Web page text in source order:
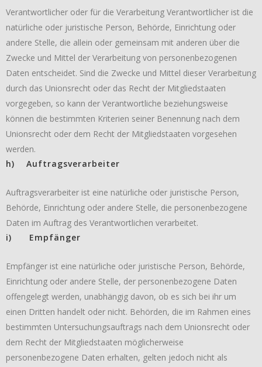
Verantwortlicher oder für die Verarbeitung Verantwortlicher ist die
natürliche oder juristische Person, Behörde, Einrichtung oder
andere Stelle, die allein oder gemeinsam mit anderen über die
Zwecke und Mittel der Verarbeitung von personenbezogenen
Daten entscheidet. Sind die Zwecke und Mittel dieser Verarbeitung
durch das Unionsrecht oder das Recht der Mitgliedstaaten
vorgegeben, so kann der Verantwortliche beziehungsweise
können die bestimmten Kriterien seiner Benennung nach dem
Unionsrecht oder dem Recht der Mitgliedstaaten vorgesehen
werden.
h) Auftragsverarbeiter
Auftragsverarbeiter ist eine natürliche oder juristische Person,
Behörde, Einrichtung oder andere Stelle, die personenbezogene
Daten im Auftrag des Verantwortlichen verarbeitet.
i) Empfänger
Empfänger ist eine natürliche oder juristische Person, Behörde,
Einrichtung oder andere Stelle, der personenbezogene Daten
offengelegt werden, unabhängig davon, ob es sich bei ihr um
einen Dritten handelt oder nicht. Behörden, die im Rahmen eines
bestimmten Untersuchungsauftrags nach dem Unionsrecht oder
dem Recht der Mitgliedstaaten möglicherweise
personenbezogene Daten erhalten, gelten jedoch nicht als